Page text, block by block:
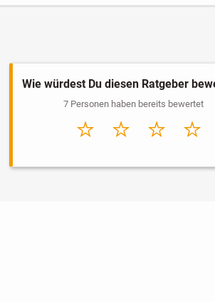
Wie würdest Du diesen Ratgeber
7 Personen haben bereits bewertet